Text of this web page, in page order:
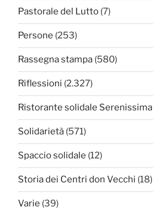
Pastorale del Lutto (7)
Persone (253)
Rassegna stampa (580)
Riflessioni (2.327)
Ristorante solidale Serenissima
Solidarietà (571)
Spaccio solidale (12)
Storia dei Centri don Vecchi (18)
Varie (39)